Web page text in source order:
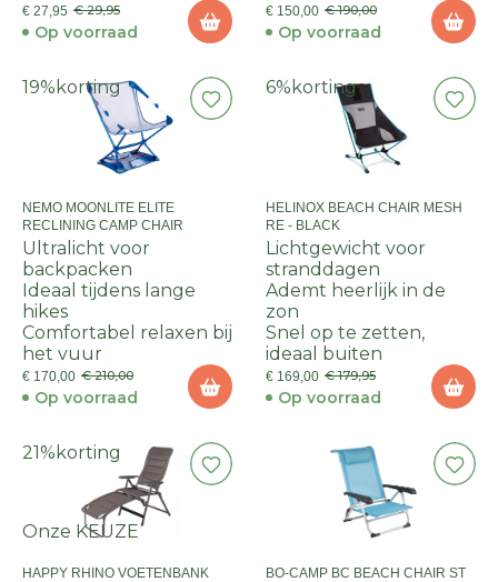
€ 27,95 € 29,95
Op voorraad
€ 150,00 € 190,00
Op voorraad
19% korting
NEMO MOONLITE ELITE
RECLINING CAMP CHAIR
Ultralicht voor
backpacken
Ideaal tijdens lange
hikes
Comfortabel relaxen bij
het vuur
€ 170,00 € 210,00
Op voorraad
6% korting
HELINOX BEACH CHAIR MESH
RE - BLACK
Lichtgewicht voor
stranddagen
Ademt heerlijk in de
zon
Snel op te zetten,
ideaal buiten
€ 169,00 € 179,95
Op voorraad
21% korting
Onze KEUZE
HAPPY RHINO VOETENBANK
BO-CAMP BC BEACH CHAIR ST